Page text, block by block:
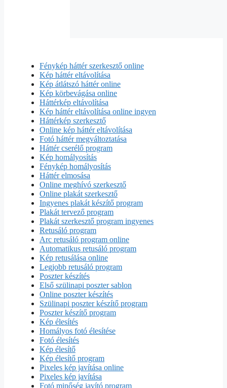
Fénykép háttér szerkesztő online
Kép háttér eltávolítása
Kép átlátszó háttér online
Kép körbevágása online
Háttérkép eltávolítása
Kép háttér eltávolítása online ingyen
Háttérkép szerkesztő
Online kép háttér eltávolítása
Fotó háttér megváltoztatása
Háttér cserélő program
Kép homályosítás
Fénykép homályosítás
Háttér elmosása
Online meghívó szerkesztő
Online plakát szerkesztő
Ingyenes plakát készítő program
Plakát tervező program
Plakát szerkesztő program ingyenes
Retusáló program
Arc retusáló program online
Automatikus retusáló program
Kép retusálása online
Legjobb retusáló program
Poszter készítés
Első szülinapi poszter sablon
Online poszter készítés
Szülinapi poszter készítő program
Poszter készítő program
Kép élesítés
Homályos fotó élesítése
Fotó élesítés
Kép élesítő
Kép élesítő program
Pixeles kép javítása online
Pixeles kép javítása
Fotó minőség javító program